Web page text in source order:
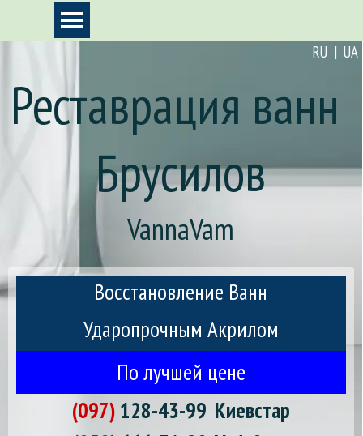
Перейти к контентуПропустить меню
RU | UA
Реставрация ванн
Брусилов
VannaVam
Восстановление Ванн
Ударопрочным Акрилом
По лучшей цене
(097) 128-43-99 Киевстар